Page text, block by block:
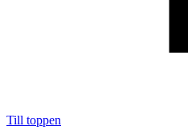
Till toppen